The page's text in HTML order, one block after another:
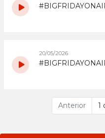
20/05/2026
Anterior 1